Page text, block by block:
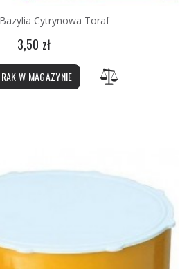
Cytrynowa Toraf
3,50 zł
W MAGAZYNIE